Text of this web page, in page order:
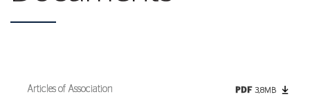
Articles of Association PDF 3,8MB